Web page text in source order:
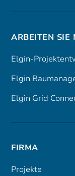
ARBEITEN SIE
Elgin-
Elgin
Elgin Grid
FIRMA
Projekte